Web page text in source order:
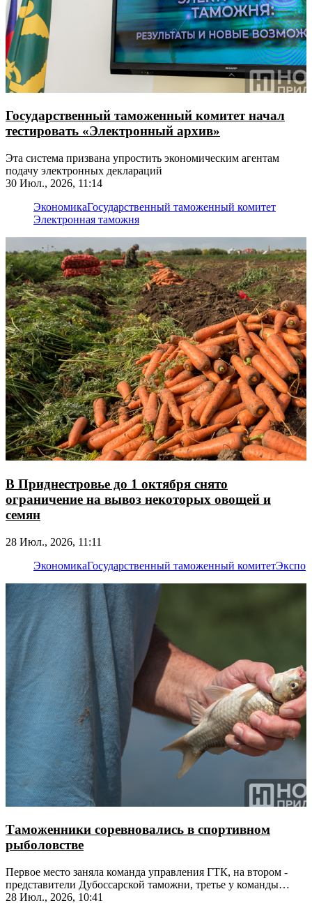
Государственный таможенный комитет начал
тестировать «Электронный архив»
Эта система призвана упростить экономическим агентам
подачу электронных деклараций
30 Июл., 2026, 11:14
ЭкономикаГосударственный таможенный комитет
Электронная таможня
В Приднестровье до 1 октября снято
ограничение на вывоз некоторых овощей и
семян
28 Июл., 2026, 11:11
ЭкономикаГосударственный таможенный комитет
Таможенники соревновались в спортивном
рыболовстве
Первое место заняла команда управления ГТК, на втором -
представители Дубоссарской таможни, третье у команды
Тирасполя
28 Июл., 2026, 10:41